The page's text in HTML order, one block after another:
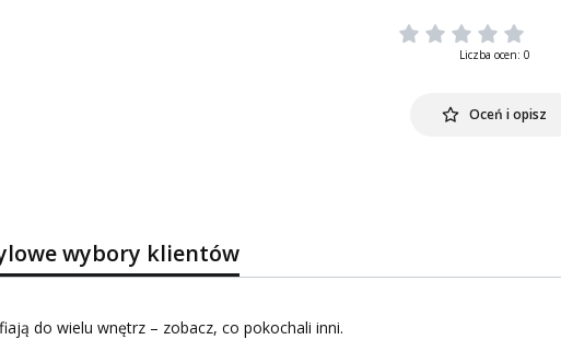
Liczba ocen: 0
Oceń i opisz
wybory klientów
do wielu wnętrz – zobacz, co pokochali inni.